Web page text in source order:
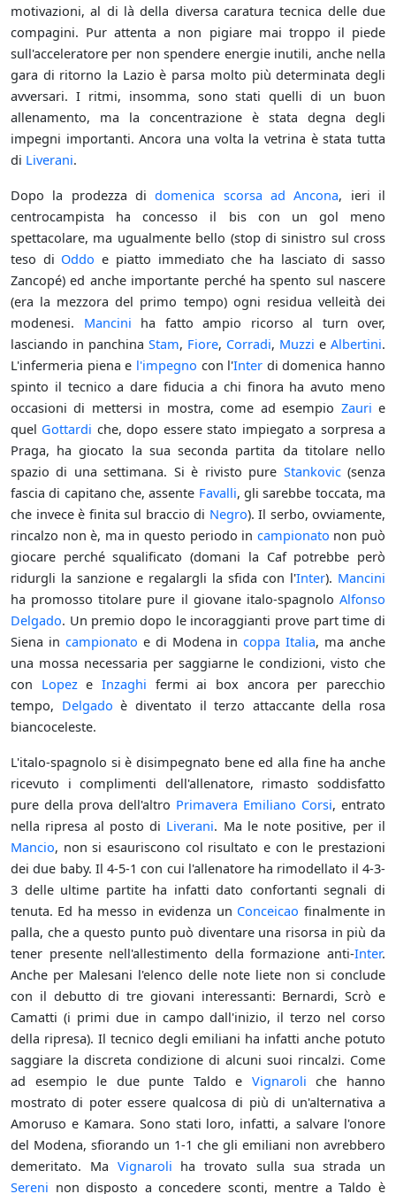
motivazioni, al di là della diversa caratura tecnica delle due
compagini. Pur attenta a non pigiare mai troppo il piede
sull'acceleratore per non spendere energie inutili, anche nella
gara di ritorno la Lazio è parsa molto più determinata degli
avversari. I ritmi, insomma, sono stati quelli di un buon
allenamento, ma la concentrazione è stata degna degli
impegni importanti. Ancora una volta la vetrina è stata tutta
di Liverani.
Dopo la prodezza didomenica scorsa ad Ancona, ieri il
centrocampista ha concesso il bis con un gol meno
spettacolare, ma ugualmente bello (stop di sinistro sul cross
teso di Oddo e piatto immediato che ha lasciato di sasso
Zancopé) ed anche importante perché ha spento sul nascere
(era la mezzora del primo tempo) ogni residua velleità dei
modenesi. Mancini ha fatto ampio ricorso al turn over,
lasciando in panchina Stam, Fiore, Corradi, Muzzi e Albertini.
L'infermeria piena e l'impegno con l'Inter di domenica hanno
spinto il tecnico a dare fiducia a chi finora ha avuto meno
occasioni di mettersi in mostra, come ad esempio Zauri e
quel Gottardi che, dopo essere stato impiegato a sorpresa a
Praga, ha giocato la sua seconda partita da titolare nello
spazio di una settimana. Si è rivisto pure Stankovic(senza
fascia di capitano che, assente Favalli, gli sarebbe toccata, ma
che invece è finita sul braccio di Negro). Il serbo, ovviamente,
rincalzo non è, ma in questo periodo in campionato non può
giocare perché squalificato (domani la Caf potrebbe però
ridurgli la sanzione e regalargli la sfida con l'Inter). Mancini
ha promosso titolare pure il giovane italo-spagnolo Alfonso
Delgado. Un premio dopo le incoraggianti prove part time di
Siena in campionato e di Modena incoppa Italia, ma anche
una mossa necessaria per saggiarne le condizioni, visto che
con LopezeInzaghi fermi ai box ancora per parecchio
tempo, Delgado è diventato il terzo attaccante della rosa
biancoceleste.
L'italo-spagnolo si è disimpegnato bene ed alla fine ha anche
ricevuto i complimenti dell'allenatore, rimasto soddisfatto
pure della prova dell'altro Primavera Emiliano Corsi, entrato
nella ripresa al posto di Liverani. Ma le note positive, per il
Mancio, non si esauriscono col risultato e con le prestazioni
dei due baby. Il 4-5-1 con cui l'allenatore ha rimodellato il 4-3-
3 delle ultime partite ha infatti dato confortanti segnali di
tenuta. Ed ha messo in evidenza un Conceicao finalmente in
palla, che a questo punto può diventare una risorsa in più da
tener presente nell'allestimento della formazione anti-Inter.
Anche per Malesani l'elenco delle note liete non si conclude
con il debutto di tre giovani interessanti: Bernardi, Scrò e
Camatti (i primi due in campo dall'inizio, il terzo nel corso
della ripresa). Il tecnico degli emiliani ha infatti anche potuto
saggiare la discreta condizione di alcuni suoi rincalzi. Come
ad esempio le due punte Taldo e Vignaroli che hanno
mostrato di poter essere qualcosa di più di un'alternativa a
Amoruso e Kamara. Sono stati loro, infatti, a salvare l'onore
del Modena, sfiorando un 1-1 che gli emiliani non avrebbero
demeritato. Ma Vignaroli ha trovato sulla sua strada un
Sereni non disposto a concedere sconti, mentre a Taldo è